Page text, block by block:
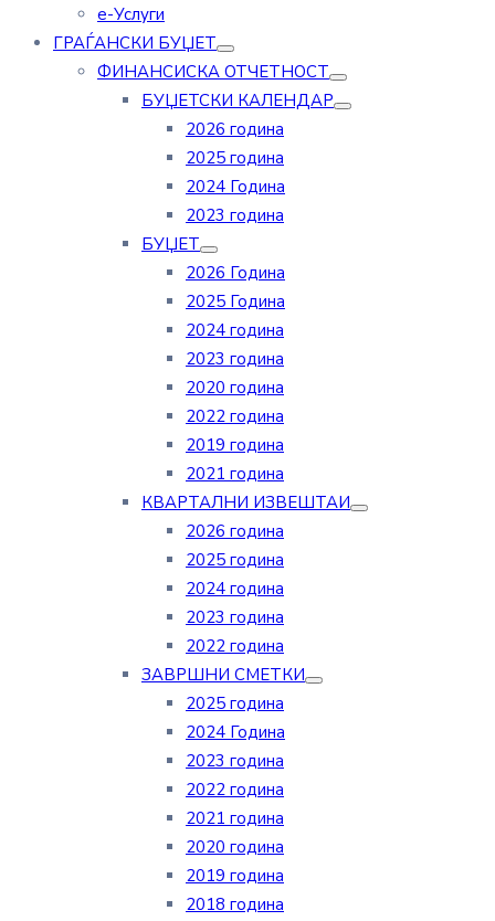
е-Услуги
ГРАЃАНСКИ БУЏЕТ
ФИНАНСИСКА ОТЧЕТНОСТ
БУЏЕТСКИ КАЛЕНДАР
2026 година
2025 година
2024 Година
2023 година
БУЏЕТ
2026 Година
2025 Година
2024 година
2023 година
2020 година
2022 година
2019 година
2021 година
КВАРТАЛНИ ИЗВЕШТАИ
2026 година
2025 година
2024 година
2023 година
2022 година
ЗАВРШНИ СМЕТКИ
2025 година
2024 Година
2023 година
2022 година
2021 година
2020 година
2019 година
2018 година